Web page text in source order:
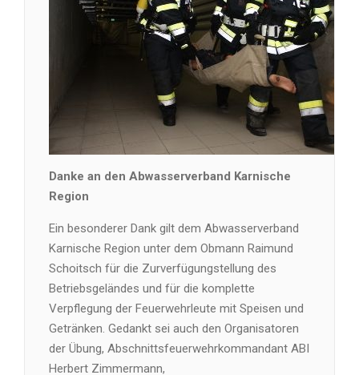
Danke an den Abwasserverband Karnische
Region
Ein besonderer Dank gilt dem Abwasserverband
Karnische Region unter dem Obmann Raimund
Schoitsch für die Zurverfügungstellung des
Betriebsgeländes und für die komplette
Verpflegung der Feuerwehrleute mit Speisen und
Getränken. Gedankt sei auch den Organisatoren
der Übung, Abschnittsfeuerwehrkommandant ABI
Herbert Zimmermann,